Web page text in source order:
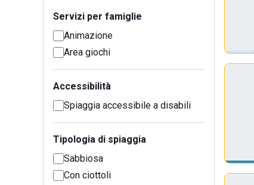
Servizi per famiglie
Animazione
Area giochi
Accessibilità
Spiaggia accessibile a disabili
Tipologia di spiaggia
Sabbiosa
Con ciottoli